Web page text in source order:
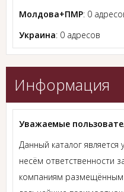
Молдова+ПМР: 0
Украина: 0 адресов
Информация
Уважаемые
Данный каталог
несём ответственности
компаниям размещённым